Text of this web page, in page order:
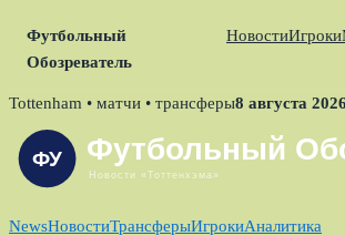
Футбольный
Обозреватель
НовостиИгроки
Skip
content
Tottenham • матчи • трансферы8 августа 2026
NewsНовостиТрансферыИгрокиАналитика